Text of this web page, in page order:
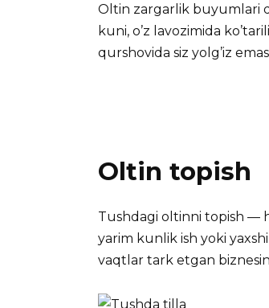
Oltin zargarlik buyumlari
kuni, o’z lavozimida
qurshovida siz yolg’iz
Oltin topish
Tushdagi oltinni topish —
yarim kunlik ish yoki
vaqtlar tark etgan